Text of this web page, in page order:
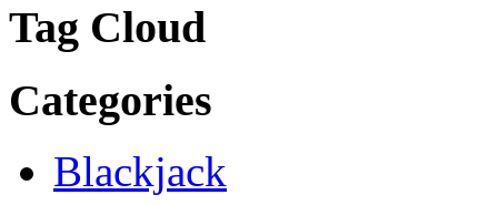
Tag Cloud
Categories
Blackjack